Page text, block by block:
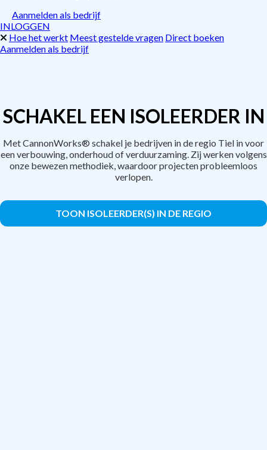
Aanmelden als bedrijf
INLOGGEN
Hoe het werkt Meest gestelde vragen Direct boeken
Aanmelden als bedrijf
SCHAKEL EEN ISOLEERDER IN
Met CannonWorks® schakel je bedrijven in de regio Tiel in voor
een verbouwing, onderhoud of verduurzaming. Zij werken volgens
onze bewezen methodiek, waardoor projecten probleemloos
verlopen.
TOON ISOLEERDER(S) IN DE REGIO